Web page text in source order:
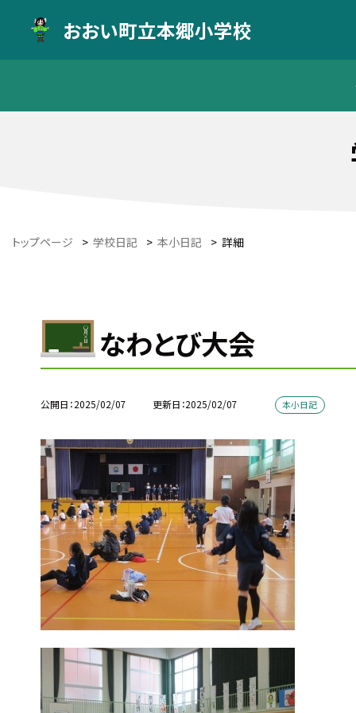
おおい町立本郷小学校
トップページ > 学校日記 > 本小日記 > 詳細
なわとび大会
公開日 2025/02/07 更新日 2025/02/07 本小日記